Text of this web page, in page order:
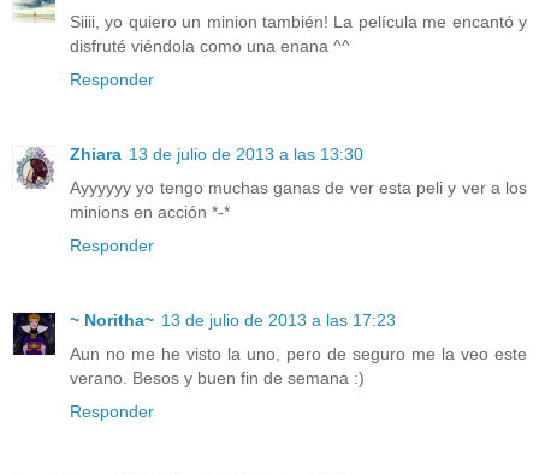
Siiii, yo quiero un minion también! La película me encantó y
disfruté viéndola como una enana ^^
Responder
Zhiara 13 de julio de 2013 a las 13:30
Ayyyyyy yo tengo muchas ganas de ver esta peli y ver a los
minions en acción *-*
Responder
~ Noritha~ 13 de julio de 2013 a las 17:23
Aun no me he visto la uno, pero de seguro me la veo este
verano. Besos y buen fin de semana :)
Responder